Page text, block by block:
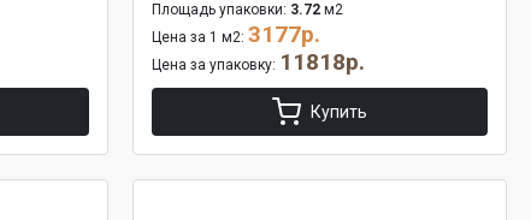
Площадь упаковки: 3.72 м2
Цена за 1 м2: 3177р.
Цена за упаковку: 11818р.
Купить